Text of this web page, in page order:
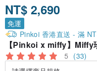
NT$ 2,690
免運
Pinkoi 香港直送 - 滿
【Pinkoi x miffy】Miffy
5 (33)